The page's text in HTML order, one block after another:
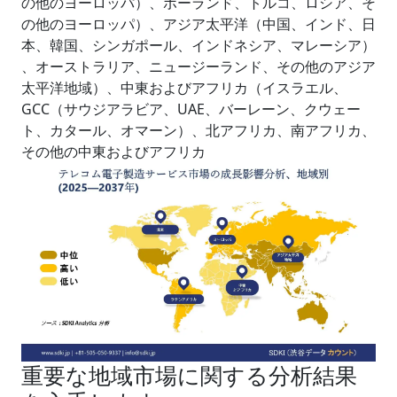
の他のヨーロッパ）、アジア太平洋（中国、インド、日
本、韓国、シンガポール、インドネシア、マレーシア）
、オーストラリア、ニュージーランド、その他のアジア
太平洋地域）、中東およびアフリカ（イスラエル、
GCC（サウジアラビア、UAE、バーレーン、クウェー
ト、カタール、オマーン）、北アフリカ、南アフリカ、
その他の中東およびアフリカ
重要な地域市場に関する分析結果